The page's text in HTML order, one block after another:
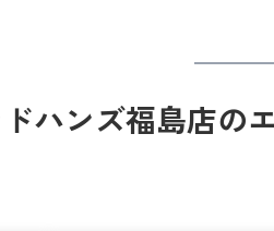
ハンズ福島店の